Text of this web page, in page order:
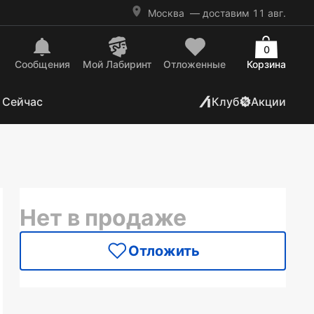
Москва — доставим 11 авг.
Сообщения Mой Лабиринт Отложенные Корзина
0
Клуб Акции
Нет в продаже
Отложить